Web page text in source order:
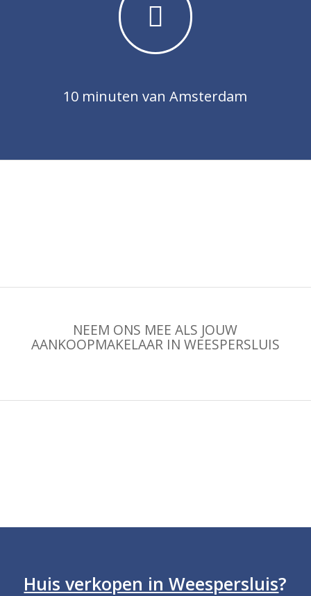
10 minuten van Amsterdam
NEEM ONS MEE ALS JOUW
AANKOOPMAKELAAR IN WEESPERSLUIS
Huis verkopen in Weespersluis?